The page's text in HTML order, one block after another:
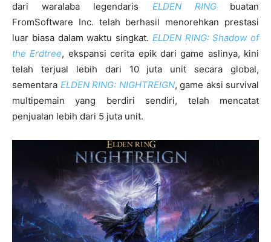
dari waralaba legendaris ELDEN RINGbuatan
FromSoftware Inc. telah berhasil menorehkan prestasi
luar biasa dalam waktu singkat. ELDEN RING: Shadow of
the Erdtree, ekspansi cerita epik dari game aslinya, kini
telah terjual lebih dari 10 juta unit secara global,
sementara ELDEN RING: NIGHTREIGN, game aksi survival
multipemain yang berdiri sendiri, telah mencatat
penjualan lebih dari 5 juta unit.